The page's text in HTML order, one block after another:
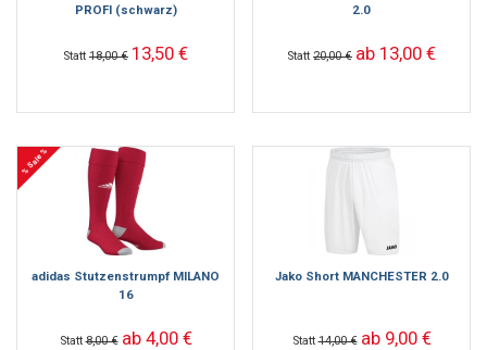
PROFI (schwarz)
Statt 18,00 € 13,50 €
2.0
Statt 20,00 € ab 13,00 €
% Sale %
adidas Stutzenstrumpf MILANO
16
Statt8,00 € ab 4,00 €
Jako Short MANCHESTER 2.0
Statt14,00 € ab 9,00 €